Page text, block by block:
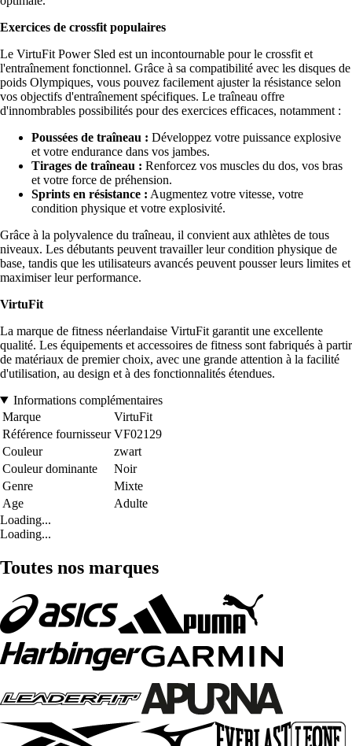
Exercices de crossfit populaires
Le VirtuFit Power Sled est un incontournable pour le crossfit et
l'entraînement fonctionnel. Grâce à sa compatibilité avec les disques de
poids Olympiques, vous pouvez facilement ajuster la résistance selon
vos objectifs d'entraînement spécifiques. Le traîneau offre
d'innombrables possibilités pour des exercices efficaces, notamment :
Poussées de traîneau : Développez votre puissance explosive
et votre endurance dans vos jambes.
Tirages de traîneau : Renforcez vos muscles du dos, vos bras
et votre force de préhension.
Sprints en résistance : Augmentez votre vitesse, votre
condition physique et votre explosivité.
Grâce à la polyvalence du traîneau, il convient aux athlètes de tous
niveaux. Les débutants peuvent travailler leur condition physique de
base, tandis que les utilisateurs avancés peuvent pousser leurs limites et
maximiser leur performance.
VirtuFit
La marque de fitness néerlandaise VirtuFit garantit une excellente
qualité. Les équipements et accessoires de fitness sont fabriqués à partir
de matériaux de premier choix, avec une grande attention à la facilité
d'utilisation, au design et à des fonctionnalités étendues.
Informations complémentaires
Marque
VirtuFit
Référence fournisseur VF02129
Couleur
zwart
Couleur dominante
Noir
Genre
Mixte
Age
Adulte
Loading...
Loading...
Toutes nos marques